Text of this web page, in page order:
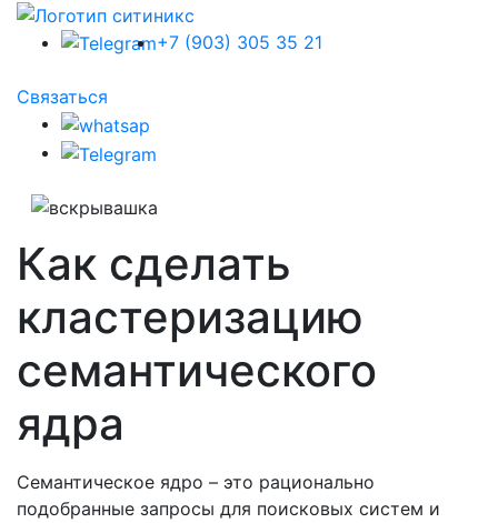
+7 (903) 305 35 21
Связаться
Как сделать
кластеризацию
семантического
ядра
Семантическое ядро – это рационально
подобранные запросы для поисковых систем и